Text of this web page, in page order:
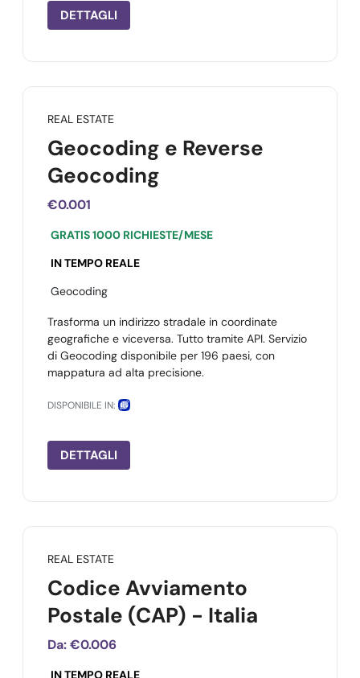
DETTAGLI
REAL ESTATE
Geocoding e Reverse
Geocoding
€0.001
GRATIS 1000 RICHIESTE/MESE
IN TEMPO REALE
Geocoding
Trasforma un indirizzo stradale in coordinate
geografiche e viceversa. Tutto tramite API. Servizio
di Geocoding disponibile per 196 paesi, con
mappatura ad alta precisione.
DISPONIBILE IN:
DETTAGLI
REAL ESTATE
Codice Avviamento
Postale (CAP) - Italia
Da:€0.006
IN TEMPO REALE